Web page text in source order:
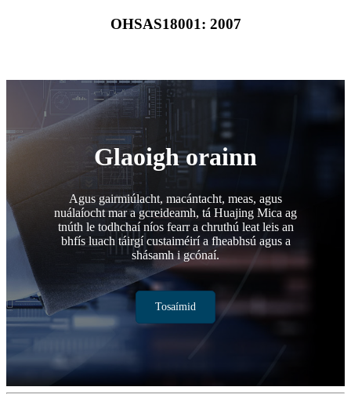
OHSAS18001: 2007
Glaoigh orainn
Agus gairmiúlacht, macántacht, meas, agus
nuálaíocht mar a gcreideamh, tá Huajing Mica ag
tnúth le todhchaí níos fearr a chruthú leat leis an
bhfís luach táirgí custaiméirí a fheabhsú agus a
shásamh i gcónaí.
Tosaímid